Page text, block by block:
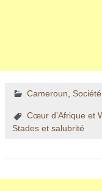
Cameroun Société
Cœur d’Afrique et
Stades et salubrité